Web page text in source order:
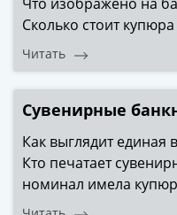
Личности
Мультипликация
События
Серебряные
золотые
Города
трудовой
доблести
Сколько стоит
Читать
Сувенирные
Как выглядит единая
Кто печатает
номинал имела